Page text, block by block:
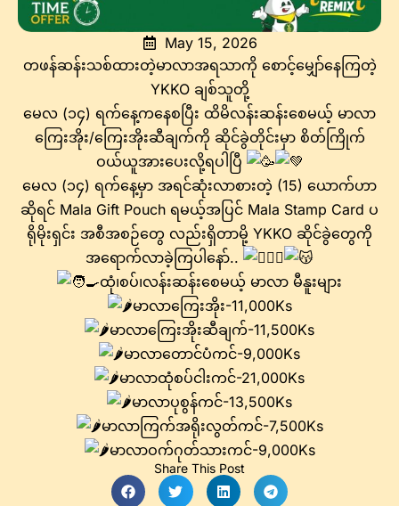
May 15, 2026
တဖန်ဆန်းသစ်ထားတဲ့မာလာအရသာကို စောင့်မျှော်နေကြတဲ့
YKKO ချစ်သူတို့
မေလ (၁၄) ရက်နေ့ကနေစပြီး ထိမိလန်းဆန်းစေမယ့် မာလာ
ကြေးအိုး/ကြေးအိုးဆီချက်ကို ဆိုင်ခွဲတိုင်းမှာ စိတ်ကြိုက်
ဝယ်ယူအားပေးလို့ရပါပြီ
မေလ (၁၄) ရက်နေ့မှာ အရင်ဆုံးလာစားတဲ့ (15) ယောက်ဟာ
ဆိုရင် Mala Gift Pouch ရမယ့်အပြင် Mala Stamp Card ပ
ရိုမိုးရှင်း အစီအစဉ်‌တွေ လည်းရှိတာမို့ YKKO ဆိုင်ခွဲတွေကို
အရောက်လာခဲ့ကြပါနော်..
ထုံ၊စပ်၊လန်းဆန်းစေမယ့် မာလာ မီနူးများ
မာလာကြေးအိုး-11,000Ks
မာလာကြေးအိုးဆီချက်-11,500Ks
မာလာတောင်ပံကင်-9,000Ks
မာလာထုံစပ်ငါးကင်-21,000Ks
မာလာပုစွန်ကင်-13,500Ks
မာလာကြက်အရိုးလွတ်ကင်-7,500Ks
မာလာဝက်ဂုတ်သားကင်-9,000Ks
Share This Post